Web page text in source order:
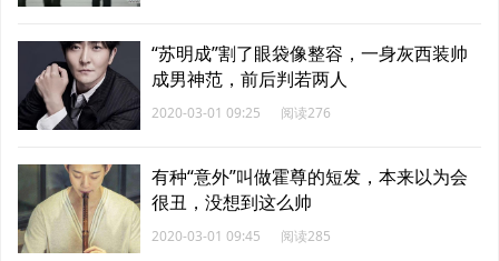
“苏明成”割了眼袋像整容，一身灰西装帅
成男神范，前后判若两人
2020-03-01 09:25 阅读276
有种“意外”叫做霍尊的短发，本来以为会
很丑，没想到这么帅
2020-03-01 09:45 阅读285